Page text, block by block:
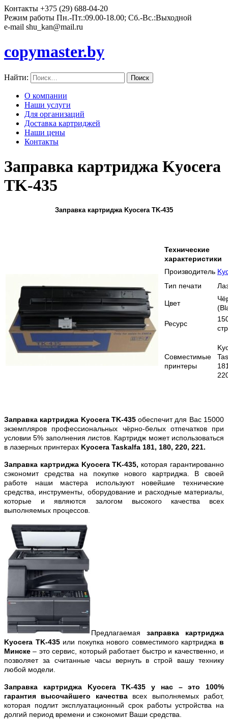
Контакты +375 (29) 688-04-20
Режим работы Пн.-Пт.:09.00-18.00; Сб.-Вс.:Выходной
e-mail shu_kan@mail.ru
copymaster.by
Найти:
О компании
Наши услуги
Для организаций
Доставка картриджей
Наши цены
Контакты
Заправка картриджа Kyocera
TK-435
Заправка картриджа Kyocera TK-435
Технические
характеристики
Производитель
Тип печати
Цвет
Ресурс
Совместимые
принтеры
Заправка картриджа Kyocera TK-435обеспечит для Вас 15000
экземпляров профессиональных чёрно-белых отпечатков при
условии 5% заполнения листов. Картридж может использоваться
в лазерных принтерах Kyocera Taskalfa 181, 180, 220, 221.
Заправка картриджа Kyocera TK-435, которая гарантированно
сэкономит средства на покупке нового картриджа. В своей
работе наши мастера используют новейшие технические
средства, инструменты, оборудование и расходные материалы,
которые и являются залогом высокого качества всех
выполняемых процессов.
Предлагаемая заправка картриджа
Kyocera TK-435или покупка нового совместимого картриджа в
Минске – это сервис, который работает быстро и качественно, и
позволяет за считанные часы вернуть в строй вашу технику
любой модели.
Заправка картриджа Kyocera TK-435 у нас – это 100%
гарантия высочайшего качествавсех выполняемых работ,
которая подлит эксплуатационный срок работы устройства на
долгий период времени и сэкономит Ваши средства.